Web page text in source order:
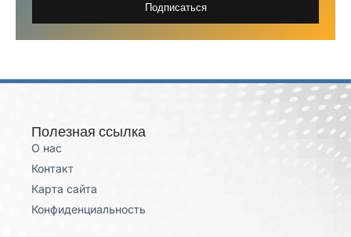
Подписаться
Полезная ссылка
О нас
Контакт
Карта сайта
Конфиденциальность